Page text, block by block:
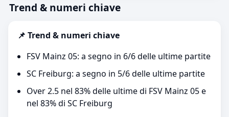
Trend & numeri chiave
📌 Trend & numeri chiave
FSV Mainz 05: a segno in 6/6 delle ultime partite
SC Freiburg: a segno in 5/6 delle ultime partite
Over 2.5 nel 83% delle ultime di FSV Mainz 05 e
nel 83% di SC Freiburg